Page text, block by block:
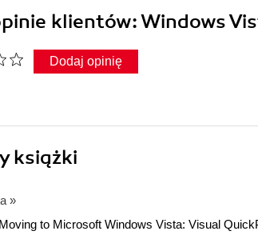
klientów: Windows
Dodaj opinię
książki
»
Moving to Microsoft Windows Vista: Visual